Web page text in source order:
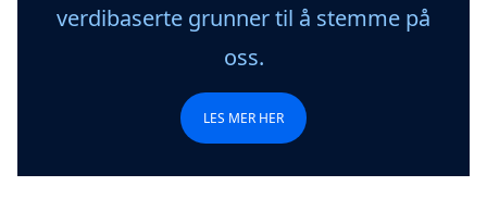
verdibaserte grunner til å stemme på
oss.
LES MER HER